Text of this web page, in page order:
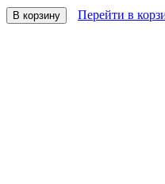
В корзину Перейти в